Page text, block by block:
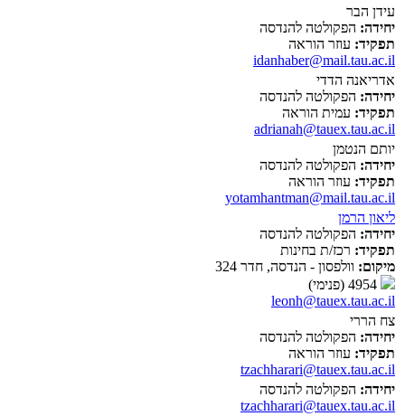
עידן הבר
יחידה: הפקולטה להנדסה
תפקיד: עוזר הוראה
idanhaber@mail.tau.ac.il
אדריאנה הדדי
יחידה: הפקולטה להנדסה
תפקיד: עמית הוראה
adrianah@tauex.tau.ac.il
יותם הנטמן
יחידה: הפקולטה להנדסה
תפקיד: עוזר הוראה
yotamhantman@mail.tau.ac.il
ליאון הרמן
יחידה: הפקולטה להנדסה
תפקיד: רכז/ת בחינות
מיקום: וולפסון - הנדסה, חדר 324
leonh@tauex.tau.ac.il
צח הררי
יחידה: הפקולטה להנדסה
תפקיד: עוזר הוראה
tzachharari@tauex.tau.ac.il
יחידה: הפקולטה להנדסה
tzachharari@tauex.tau.ac.il